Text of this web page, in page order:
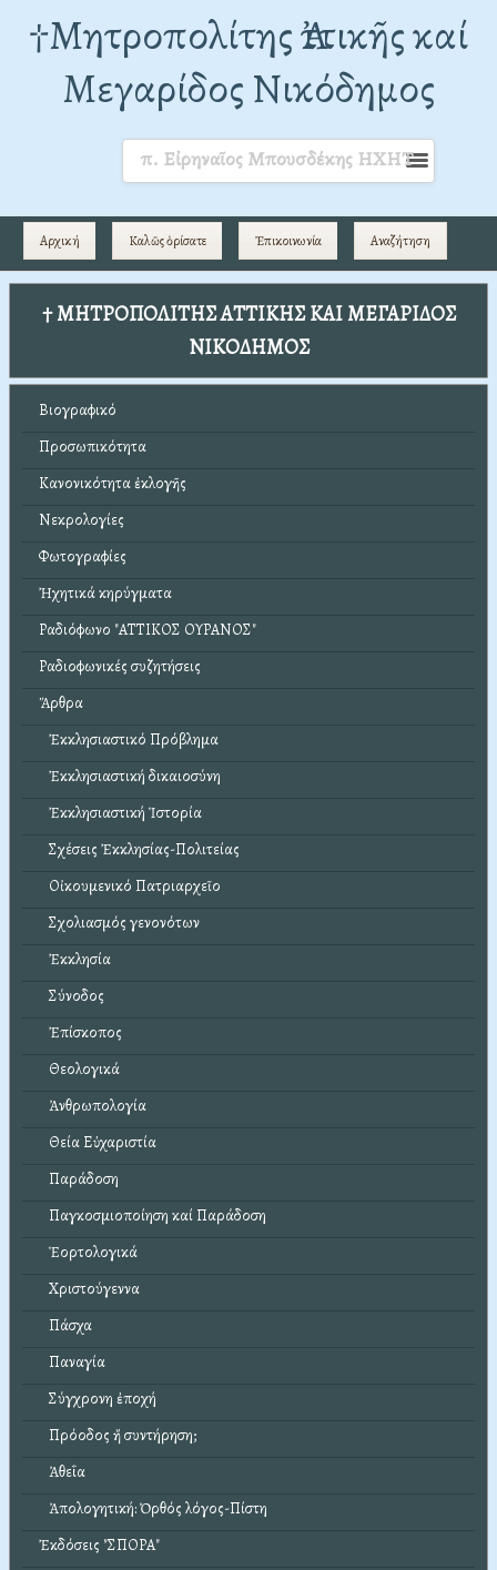
†Mητροπολίτης Ἀττικῆς καί
Μεγαρίδος Νικόδημος
π. Εἰρηναῖος Μπουσδέκης ΗΧΗΤ
Αρχική Καλῶς ὁρίσατε Ἐπικοινωνία Αναζήτηση
† ΜΗΤΡΟΠΟΛΙΤΗΣ ΑΤΤΙΚΗΣ ΚΑΙ ΜΕΓΑΡΙΔΟΣ
ΝΙΚΟΔΗΜΟΣ
Βιογραφικό
Προσωπικότητα
Κανονικότητα ἐκλογῆς
Νεκρολογίες
Φωτογραφίες
Ἠχητικά κηρύγματα
Ραδιόφωνο "ΑΤΤΙΚΟΣ ΟΥΡΑΝΟΣ"
Ραδιοφωνικές συζητήσεις
Ἄρθρα
Ἐκκλησιαστικό Πρόβλημα
Ἐκκλησιαστική δικαιοσύνη
Ἐκκλησιαστική Ἱστορία
Σχέσεις Ἐκκλησίας-Πολιτείας
Οἰκουμενικό Πατριαρχεῖο
Σχολιασμός γενονότων
Ἐκκλησία
Σύνοδος
Ἐπίσκοπος
Θεολογικά
Ἀνθρωπολογία
Θεία Εὐχαριστία
Παράδοση
Παγκοσμιοποίηση καί Παράδοση
Ἑορτολογικά
Χριστούγεννα
Πάσχα
Παναγία
Σύγχρονη ἐποχή
Πρόοδος ἤ συντήρηση;
Ἀθεΐα
Ἀπολογητική: Ὀρθός λόγος-Πίστη
Ἐκδόσεις "ΣΠΟΡΑ"